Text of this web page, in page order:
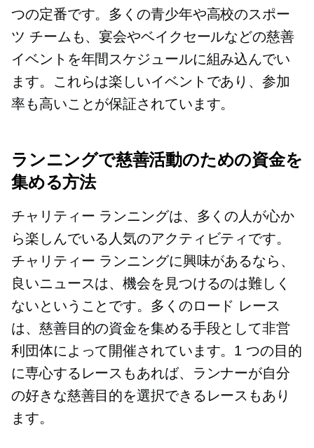
つの定番です。多くの青少年や高校のスポー
ツ チームも、宴会やベイクセールなどの慈善
イベントを年間スケジュールに組み込んでい
ます。これらは楽しいイベントであり、参加
率も高いことが保証されています。
ランニングで慈善活動のための資金を
集める方法
チャリティー ランニングは、多くの人が心か
ら楽しんでいる人気のアクティビティです。
チャリティー ランニングに興味があるなら、
良いニュースは、機会を見つけるのは難しく
ないということです。多くのロード レース
は、慈善目的の資金を集める手段として非営
利団体によって開催されています。1 つの目的
に専心するレースもあれば、ランナーが自分
の好きな慈善目的を選択できるレースもあり
ます。